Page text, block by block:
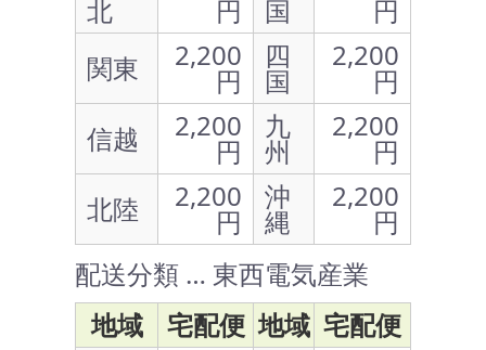
北 円 国
円
関東
2,200
円
四
国
2,200
円
信越
2,200
円
九
州
2,200
円
北陸
2,200
円
沖
縄
2,200
円
配送分類 … 東西電気産業
地域
宅配便 地域 宅配便